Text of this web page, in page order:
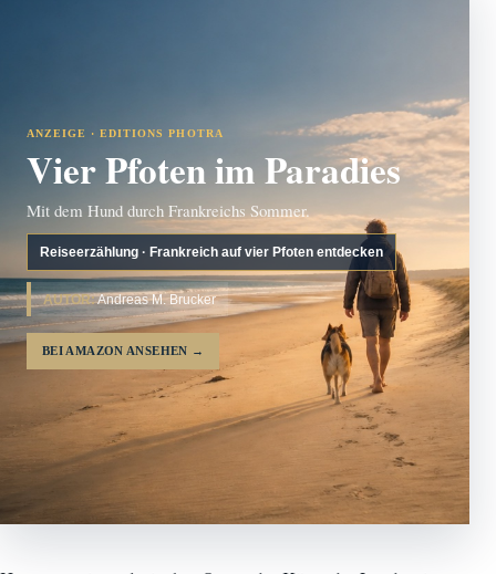
ANZEIGE · EDITIONS PHOTRA
Vier Pfoten im Paradies
Mit dem Hund durch Frankreichs Sommer.
Reiseerzählung · Frankreich auf vier Pfoten entdecken
AUTOR:Andreas M. Brucker
BEI AMAZON ANSEHEN →